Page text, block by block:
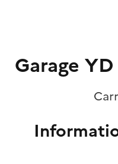
Garage